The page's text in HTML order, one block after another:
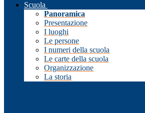
Scuola
Panoramica
Presentazione
I luoghi
Le persone
I numeri della scuola
Le carte della scuola
Organizzazione
La storia